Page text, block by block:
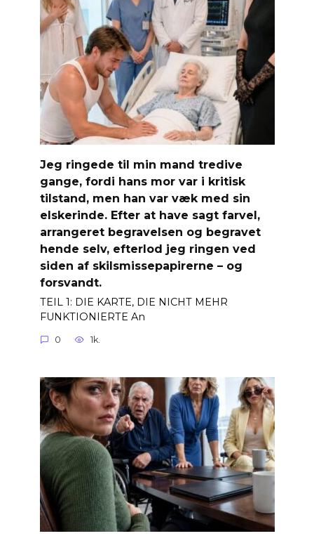
Jeg ringede til min mand tredive
gange, fordi hans mor var i kritisk
tilstand, men han var væk med sin
elskerinde. Efter at have sagt farvel,
arrangeret begravelsen og begravet
hende selv, efterlod jeg ringen ved
siden af ​​skilsmissepapirerne – og
forsvandt.
TEIL 1: DIE KARTE, DIE NICHT MEHR
FUNKTIONIERTE An
0 1k.